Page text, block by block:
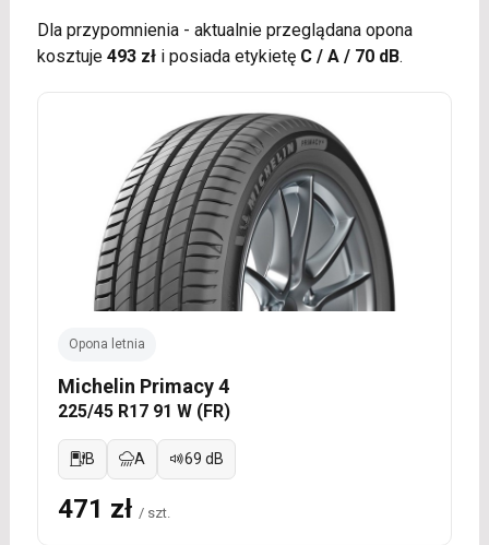
Dla przypomnienia - aktualnie przeglądana opona
kosztuje 493 złi posiada etykietę C / A / 70 dB.
Opona letnia
Michelin Primacy 4
225/45 R17 91 W (FR)
B A 69 dB
471 zł / szt.